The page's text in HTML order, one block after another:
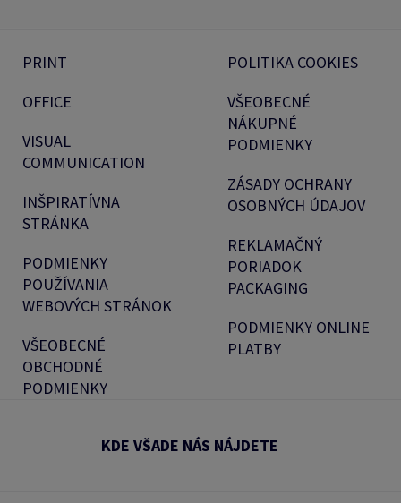
PRINT
OFFICE
VISUAL
COMMUNICATION
INŠPIRATÍVNA
STRÁNKA
PODMIENKY
POUŽÍVANIA
WEBOVÝCH STRÁNOK
VŠEOBECNÉ
OBCHODNÉ
PODMIENKY
POLITIKA COOKIES
VŠEOBECNÉ
NÁKUPNÉ
PODMIENKY
ZÁSADY OCHRANY
OSOBNÝCH ÚDAJOV
REKLAMAČNÝ
PORIADOK
PACKAGING
PODMIENKY ONLINE
PLATBY
KDE VŠADE NÁS NÁJDETE